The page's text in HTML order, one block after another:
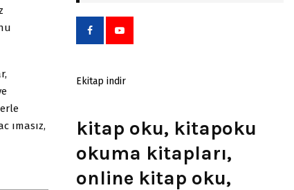
ımasız,
Ekitap indir
kitap oku, kitapoku
okuma kitapları,
online kitap oku,